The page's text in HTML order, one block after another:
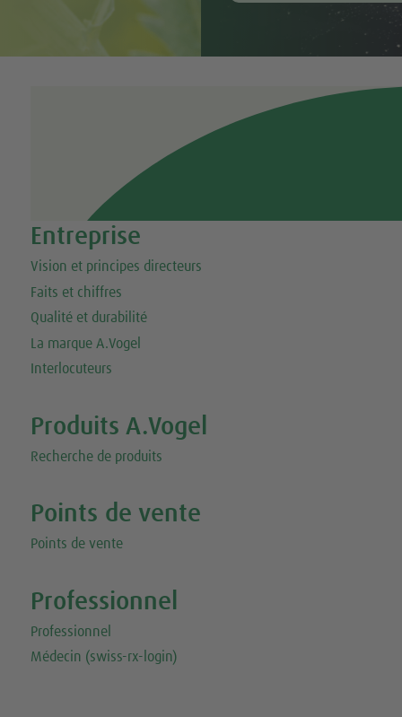
Entreprise
Vision et principes directeurs
Faits et chiffres
Qualité et durabilité
La marque A.Vogel
Interlocuteurs
Produits A.Vogel
Recherche de produits
Points de vente
Points de vente
Professionnel
Professionnel
Médecin (swiss-rx-login)